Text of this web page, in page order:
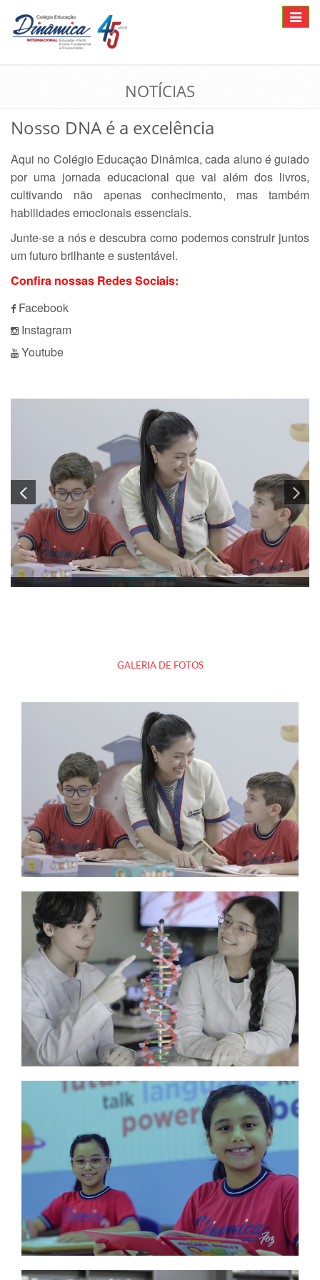
Toggle
NOTÍCIAS
Nosso DNA é a excelência
Aqui no Colégio Educação Dinâmica, cada aluno é guiado
por uma jornada educacional que vai além dos livros,
cultivando não apenas conhecimento, mas também
habilidades emocionais essenciais.
Junte-se a nós e descubra como podemos construir juntos
um futuro brilhante e sustentável.
Confira nossas Redes Sociais:
Facebook
Instagram
Youtube
GALERIA DE FOTOS